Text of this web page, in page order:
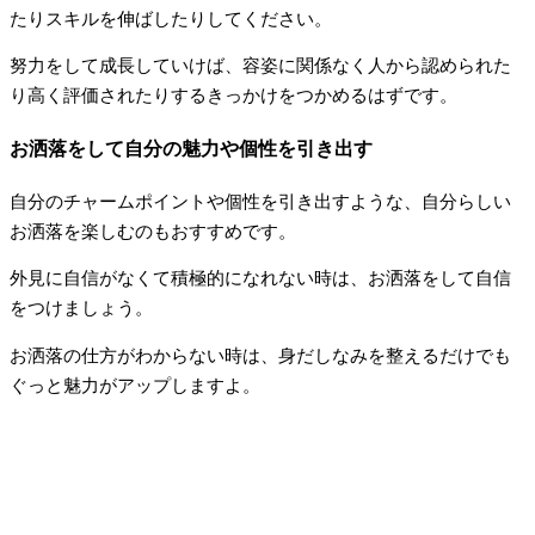
たりスキルを伸ばしたりしてください。
努力をして成長していけば、容姿に関係なく人から認められた
り高く評価されたりするきっかけをつかめるはずです。
お洒落をして自分の魅力や個性を引き出す
自分のチャームポイントや個性を引き出すような、自分らしい
お洒落を楽しむのもおすすめです。
外見に自信がなくて積極的になれない時は、お洒落をして自信
をつけましょう。
お洒落の仕方がわからない時は、身だしなみを整えるだけでも
ぐっと魅力がアップしますよ。